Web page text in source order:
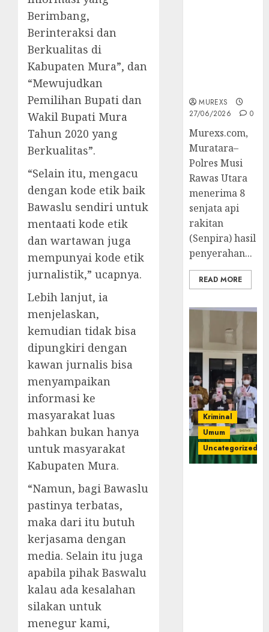
Berimbang,
Berinteraksi dan
Berkualitas di
Kabupaten Mura”, dan
“Mewujudkan
Pemilihan Bupati dan
Wakil Bupati Mura
Tahun 2020 yang
Berkualitas”.
“Selain itu, mengacu
dengan kode etik baik
Bawaslu sendiri untuk
mentaati kode etik
dan wartawan juga
mempunyai kode etik
jurnalistik,” ucapnya.
Lebih lanjut, ia
menjelaskan,
kemudian tidak bisa
dipungkiri dengan
kawan jurnalis bisa
menyampaikan
informasi ke
masyarakat luas
bahkan bukan hanya
untuk masyarakat
Kabupaten Mura.
“Namun, bagi Bawaslu
pastinya terbatas,
maka dari itu butuh
kerjasama dengan
media. Selain itu juga
apabila pihak Baswalu
kalau ada kesalahan
silakan untuk
menegur kami,
MUREXS
27/06/2026
0
Murexs.com,
Muratara–
Polres Musi
Rawas Utara
menerima 8
senjata api
rakitan
(Senpira) hasil
penyerahan...
READ MORE
Kriminal
Umum
Uncategorized